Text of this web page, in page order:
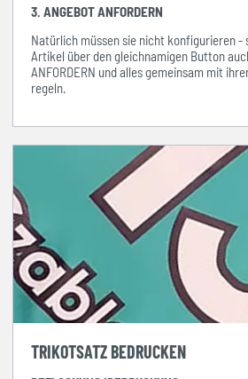
3. ANGEBOT ANFORDERN
Natürlich müssen sie nicht konfigurieren -
Artikel über den gleichnamigen Button
ANFORDERN und alles gemeinsam mit
regeln.
TRIKOTSATZ BEDRUCKEN